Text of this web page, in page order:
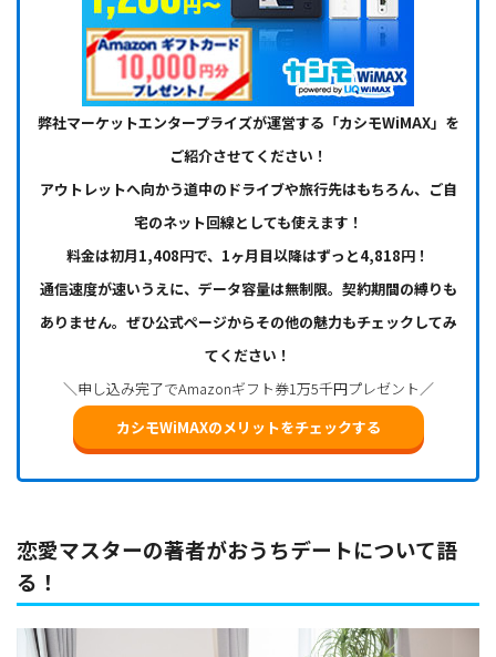
弊社マーケットエンタープライズが運営する「カシモWiMAX」を
ご紹介させてください！
アウトレットへ向かう道中のドライブや旅行先はもちろん、ご自
宅のネット回線としても使えます！
料金は初月1,408円で、1ヶ月目以降はずっと4,818円！
通信速度が速いうえに、データ容量は無制限。契約期間の縛りも
ありません。ぜひ公式ページからその他の魅力もチェックしてみ
てください！
＼申し込み完了でAmazonギフト券1万5千円プレゼント／
カシモWiMAXのメリットをチェックする
恋愛マスターの著者がおうちデートについて語
る！